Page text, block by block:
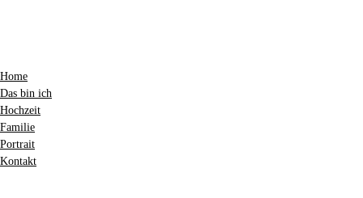
Home
Das bin ich
Hochzeit
Familie
Portrait
Kontakt